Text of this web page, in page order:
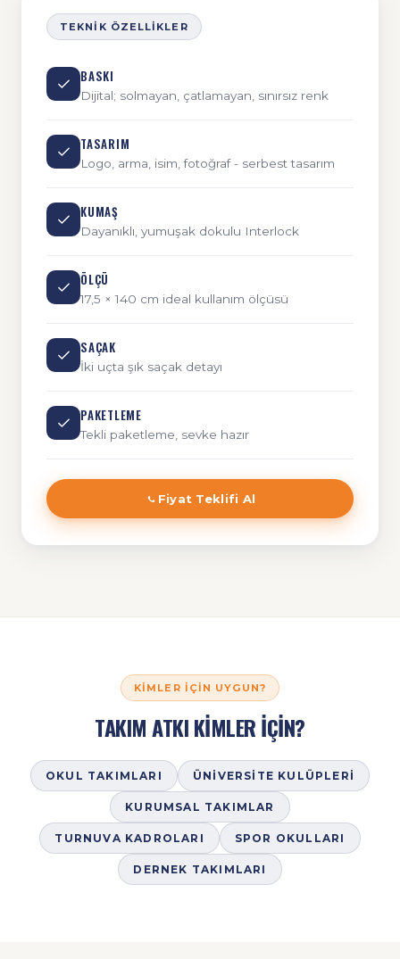
TEKNIK ÖZELLIKLER
BASKI
Dijital; solmayan, çatlamayan, sınırsız renk
TASARIM
Logo, arma, isim, fotoğraf - serbest tasarım
KUMAŞ
Dayanıklı, yumuşak dokulu Interlock
ÖLÇÜ
17,5 × 140 cm ideal kullanım ölçüsü
SAÇAK
İki uçta şık saçak detayı
PAKETLEME
Tekli paketleme, sevke hazır
Fiyat Teklifi Al
KIMLER İÇIN UYGUN?
TAKIM ATKI KİMLER İÇİN?
OKUL TAKIMLARI ÜNIVERSITE KULÜPLERI
KURUMSAL TAKIMLAR
TURNUVA KADROLARI SPOR OKULLARI
DERNEK TAKIMLARI